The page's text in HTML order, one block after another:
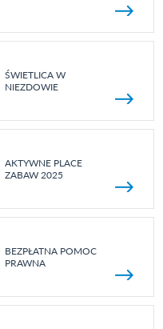
ŚWIETLICA W
NIEZDOWIE
AKTYWNE PLACE
ZABAW 2025
BEZPŁATNA POMOC
PRAWNA